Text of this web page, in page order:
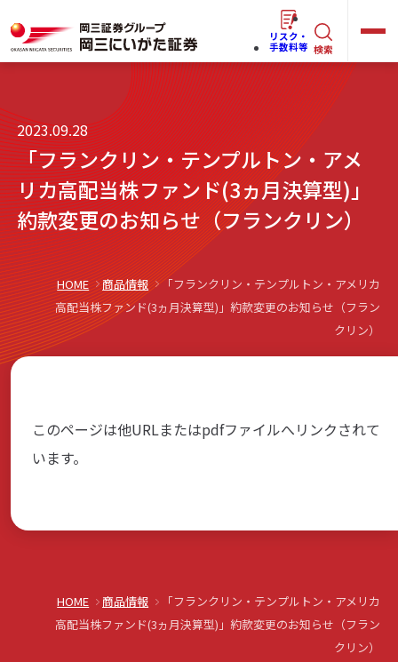
ー
ワ
ー
ド
で
探
す
らくらくネット情報便
法人(オーナー)さま向けサービス
岡三にいがたと始める
商品・サービス
リスク・
手数料等 検索
キ
ー
ド
で
探
す
2023.09.28
「フランクリン・テンプルトン・アメ
リカ高配当株ファンド(3ヵ月決算型)」
約款変更のお知らせ（フランクリン）
HOME 商品情報
「フランクリン・テンプルトン・アメリカ
高配当株ファンド(3ヵ月決算型)」約款変更のお知らせ（フラン
クリン）
このページは他URLまたはpdfファイルへリンクされて
います。
HOME 商品情報
「フランクリン・テンプルトン・アメリカ
高配当株ファンド(3ヵ月決算型)」約款変更のお知らせ（フラン
クリン）